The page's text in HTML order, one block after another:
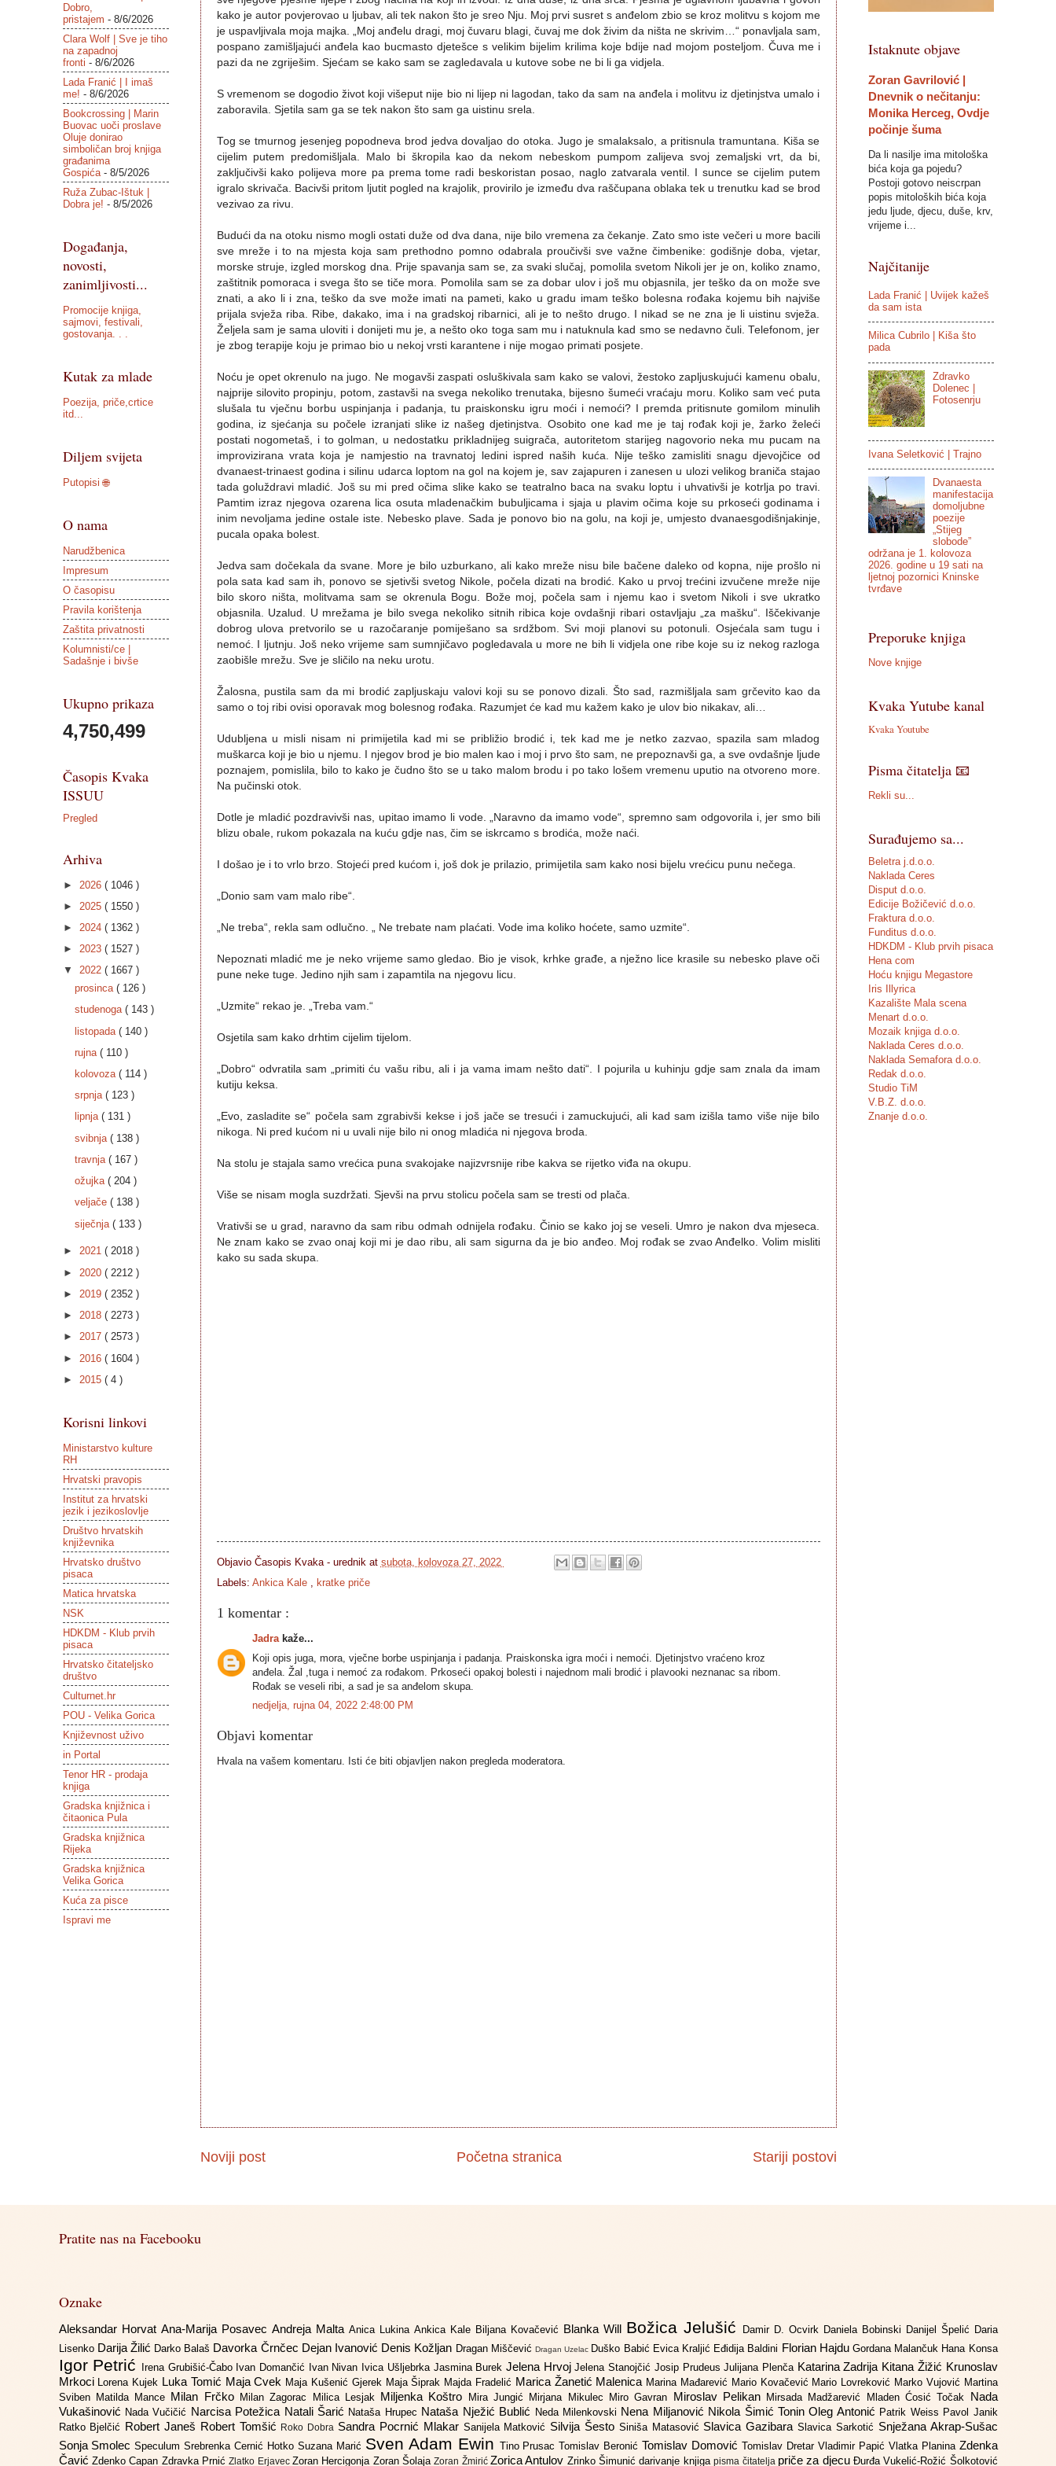
kako je autor povjerovao u ljubav, ali tek nakon što je sreo Nju. Moj prvi susret s anđelom zbio se kroz molitvu s kojom me
je uspavljivala moja majka. „Moj anđelu dragi, moj čuvaru blagi, čuvaj me dok živim da ništa ne skrivim…“ ponavljala sam,
pospano zamišljajući anđela kao bucmasto djetešce s velikim bijelim krilima koje bdije nad mojom posteljom. Čuva me i
pazi da ne zgriješim. Sjećam se kako sam se zagledavala u kutove sobe ne bi li ga vidjela.
S vremenom se dogodio život koji višeput nije bio ni lijep ni lagodan, tako da sam na anđela i molitvu iz djetinjstva umalo i
zaboravila. Sjetila sam ga se tek nakon što sam ga uistinu srela.
Tog se tmurnog jesenjeg popodneva brod jedva dovaljao do otoka. Jugo je smalaksalo, a pritisnula tramuntana. Kiša se
cijelim putem predomišljala. Malo bi škropila kao da nekom nebeskom pumpom zalijeva svoj zemaljski vrt, da bi,
zaključivši kako polijeva more pa prema tome radi beskoristan posao, naglo zatvarala ventil. I sunce se cijelim putem
igralo skrivača. Bacivši pritom ljutit pogled na krajolik, provirilo je između dva raščupana oblaka tek u trenutku kad se brod
vezivao za rivu.
Budući da na otoku nismo mogli ostati duže od dva dana, nije bilo vremena za čekanje. Zato smo iste večeri u more bacili
sve mreže i to na mjesta koja sam prethodno pomno odabrala proučivši sve važne čimbenike: godišnje doba, vjetar,
morske struje, izgled morskog dna. Prije spavanja sam se, za svaki slučaj, pomolila svetom Nikoli jer je on, koliko znamo,
zaštitnik pomoraca i svega što se tiče mora. Pomolila sam se za dobar ulov i još mu objasnila, jer teško da on može sve
znati, a ako li i zna, teško da sve može imati na pameti, kako u gradu imam teško bolesna rođaka kojemu bih najviše
prijala svježa riba. Ribe, dakako, ima i na gradskoj ribarnici, ali je to nešto drugo. I nikad se ne zna je li uistinu svježa.
Željela sam je sama uloviti i donijeti mu je, a nešto oko toga sam mu i natuknula kad smo se nedavno čuli. Telefonom, jer
je zbog terapije koju je primao bio u nekoj vrsti karantene i nije mogao primati posjete.
Noću je opet okrenulo na jugo. Ne mogavši zaspati osluškivala sam kako se valovi, žestoko zapljuskujući kamenu obalu,
najprije silovito propinju, potom, zastavši na svega nekoliko trenutaka, bijesno šumeći vraćaju moru. Koliko sam već puta
slušala tu vječnu borbu uspinjanja i padanja, tu praiskonsku igru moći i nemoći? I premda pritisnute gomilom minulih
godina, iz sjećanja su počele izranjati slike iz našeg djetinjstva. Osobito one kad me je taj rođak koji je, žarko želeći
postati nogometaš, i to golman, u nedostatku prikladnijeg suigrača, autoritetom starijeg nagovorio neka mu pucam na
improvizirana vrata koja je namjestio na travnatoj ledini ispred naših kuća. Nije teško zamisliti snagu djevojčice od
dvanaest-trinaest godina i silinu udarca loptom na gol na kojem je, sav zajapuren i zanesen u ulozi velikog braniča stajao
tada goluždravi mladić. Još su mi pred očima slike kako se teatralno baca na svaku loptu i uhvativši je kotrlja po travi.
Pamtim izraz njegova ozarena lica osuta mladenačkim bubuljicama i sjaja u plavim očima koje su prkoseći godinama i
inim nevoljama jedine ostale iste. Nebesko plave. Sada je ponovo bio na golu, na koji je, umjesto dvanaesgodišnjakinje,
pucala opaka bolest.
Jedva sam dočekala da svane. More je bilo uzburkano, ali kako mreže nisu bile bačene daleko od kopna, nije prošlo ni
pola sata kad sam ih, ponovo se sjetivši svetog Nikole, počela dizati na brodić. Kako u prvoj trećini izvučene mreže nije
bilo skoro ništa, molitvama sam se okrenula Bogu. Bože moj, počela sam i njemu kao i svetom Nikoli i sve ukratko
objasnila. Uzalud. U mrežama je bilo svega nekoliko sitnih ribica koje ovdašnji ribari ostavljaju „za mašku“. Iščekivanje
dobrog ulova pretvorilo se u razočaranje pomiješano sa srdžbom. Svi moji planovi su potonuli. Osjećala sam tugu i
nemoć. I ljutnju. Još neko vrijeme sam sumnjičavo pogledavala u more ne bih li vidjela one ribe koje su iz nekog razloga
zaobišle mrežu. Sve je sličilo na neku urotu.
Žalosna, pustila sam da mi brodić zapljuskaju valovi koji su se ponovo dizali. Što sad, razmišljala sam grčevito kao da
samo o toj ribi ovisi oporavak mog bolesnog rođaka. Razumjet će kad mu kažem kako je ulov bio nikakav, ali…
Udubljena u misli nisam ni primijetila kad mi se približio brodić i, tek kad me je netko zazvao, spazila sam mladog
muškarca koji je bio u njemu. I njegov brod je bio malen kao i moj i prvo što sam, ne prepoznavši ga, a sve ovdašnje ljude
poznajem, pomislila, bilo to kako je čudno što se u tako malom brodu i po tako lošem vremenu uputio na otvoreno more.
Na pučinski otok.
Dotle je mladić pozdravivši nas, upitao imamo li vode. „Naravno da imamo vode“, spremno sam odgovorila i, jer smo bili
blizu obale, rukom pokazala na kuću gdje nas, čim se iskrcamo s brodića, može naći.
I došao je i to vrlo brzo. Stojeći pred kućom i, još dok je prilazio, primijetila sam kako nosi bijelu vrećicu punu nečega.
„Donio sam vam malo ribe“.
„Ne treba“, rekla sam odlučno. „ Ne trebate nam plaćati. Vode ima koliko hoćete, samo uzmite“.
Nepoznati mladić me je neko vrijeme samo gledao. Bio je visok, krhke građe, a nježno lice krasile su nebesko plave oči
pune neke tuge. Jedino njih sam i zapamtila na njegovu licu.
„Uzmite“ rekao je. „Treba vam.“
Osjetila sam kako drhtim cijelim tijelom.
„Dobro“ odvratila sam „primiti ću vašu ribu, ali i ja vama imam nešto dati“. I pojurila u kuhinju gdje sam znala da imam
kutiju keksa.
„Evo, zasladite se“ počela sam zgrabivši kekse i još jače se tresući i zamuckujući, ali kad sam izišla tamo više nije bilo
nikoga. Ni pred kućom ni u uvali nije bilo ni onog mladića ni njegova broda.
Na stolu je stajala samo vrećica puna svakojake najizvrsnije ribe kakva se rijetko viđa na okupu.
Više se nisam mogla suzdržati. Sjevši na prvu stolicu počela sam se tresti od plača.
Vrativši se u grad, naravno da sam ribu odmah odnijela rođaku. Činio se kako joj se veseli. Umro je nakon dva mjeseca.
Ne znam kako se zvao onaj koji mi je dao ribu, ali sam sigurna da je bio anđeo. Moj rođak se zvao Anđelko. Volim misliti
kako su sada skupa.
Objavio Časopis Kvaka - urednik at subota, kolovoza 27, 2022
Labels: Ankica Kale , kratke priče
1 komentar :
Jadra kaže...
Koji opis juga, mora, vječne borbe uspinjanja i padanja. Praiskonska igra moći i nemoći. Djetinjstvo vraćeno kroz
anđela. Žal ,tuga i nemoć za rođakom. Prkoseći opakoj bolesti i najednom mali brodić i plavooki neznanac sa ribom.
Rođak se veseli ribi, a sad je sa anđelom skupa.
nedjelja, rujna 04, 2022 2:48:00 PM
Objavi komentar
Hvala na vašem komentaru. Isti će biti objavljen nakon pregleda moderatora.
Noviji post Stariji postovi
Početna stranica
Dobro,
pristajem - 8/6/2026
Clara Wolf | Sve je tiho
na zapadnoj
fronti - 8/6/2026
Lada Franić | I imaš
me! - 8/6/2026
Bookcrossing | Marin
Buovac uoči proslave
Oluje donirao
simboličan broj knjiga
građanima
Gospića- 8/5/2026
Ruža Zubac-Ištuk |
Dobra je! - 8/5/2026
Događanja,
novosti,
zanimljivosti...
Promocije knjiga,
sajmovi, festivali,
gostovanja. . .
Kutak za mlade
Poezija, priče,crtice
itd...
Diljem svijeta
Putopisi 🌐
O nama
Narudžbenica
Impresum
O časopisu
Pravila korištenja
Zaštita privatnosti
Kolumnisti/ce |
Sadašnje i bivše
Ukupno prikaza
4,750,499
Časopis Kvaka
ISSUU
Pregled
Arhiva
► 2026 ( 1046 )
► 2025 ( 1550 )
► 2024 ( 1362 )
► 2023 ( 1527 )
▼ 2022 ( 1667 )
prosinca ( 126 )
studenoga ( 143 )
listopada ( 140 )
rujna ( 110 )
kolovoza ( 114 )
srpnja ( 123 )
lipnja ( 131 )
svibnja ( 138 )
travnja ( 167 )
ožujka ( 204 )
veljače ( 138 )
siječnja ( 133 )
► 2021 ( 2018 )
► 2020 ( 2212 )
► 2019 ( 2352 )
► 2018 ( 2273 )
► 2017 ( 2573 )
► 2016 ( 1604 )
► 2015 ( 4 )
Korisni linkovi
Ministarstvo kulture
RH
Hrvatski pravopis
Institut za hrvatski
jezik i jezikoslovlje
Društvo hrvatskih
književnika
Hrvatsko društvo
pisaca
Matica hrvatska
NSK
HDKDM - Klub prvih
pisaca
Hrvatsko čitateljsko
društvo
Culturnet.hr
POU - Velika Gorica
Književnost uživo
in Portal
Tenor HR - prodaja
knjiga
Gradska knjižnica i
čitaonica Pula
Gradska knjižnica
Rijeka
Gradska knjižnica
Velika Gorica
Kuća za pisce
Ispravi me
Istaknute objave
Zoran Gavrilović |
Dnevnik o nečitanju:
Monika Herceg, Ovdje
počinje šuma
Da li nasilje ima mitološka
bića koja ga pojedu?
Postoji gotovo neiscrpan
popis mitoloških bića koja
jedu ljude, djecu, duše, krv,
vrijeme i...
Najčitanije
Lada Franić | Uvijek kažeš
da sam ista
Milica Cubrilo | Kiša što
pada
Zdravko
Dolenec |
Fotosenrju
Ivana Seletković | Trajno
Dvanaesta
manifestacija
domoljubne
poezije
„Stijeg
slobode”
održana je 1. kolovoza
2026. godine u 19 sati na
ljetnoj pozornici Kninske
tvrđave
Preporuke knjiga
Nove knjige
Kvaka Yutube kanal
Kvaka Youtube
Pisma čitatelja 📧
Rekli su...
Surađujemo sa...
Beletra j.d.o.o.
Naklada Ceres
Disput d.o.o.
Edicije Božičević d.o.o.
Fraktura d.o.o.
Funditus d.o.o.
HDKDM - Klub prvih pisaca
Hena com
Hoću knjigu Megastore
Iris Illyrica
Kazalište Mala scena
Menart d.o.o.
Mozaik knjiga d.o.o.
Naklada Ceres d.o.o.
Naklada Semafora d.o.o.
Redak d.o.o.
Studio TiM
V.B.Z. d.o.o.
Znanje d.o.o.
Pratite nas na Facebooku
Oznake
Aleksandar Horvat Ana-Marija Posavec Andreja Malta Anica Lukina Ankica Kale Biljana Kovačević Blanka Will Božica Jelušić Damir D. Ocvirk Daniela Bobinski Danijel Špelić Daria
Lisenko Darija Žilić Darko Balaš Davorka Črnčec Dejan Ivanović Denis Kožljan Dragan MiščevićDragan Uzelac Duško Babić Evica Kraljić Eđidija Baldini Florian Hajdu Gordana Malančuk Hana Konsa
Igor Petrić Irena Grubišić-Čabo Ivan Domančić Ivan Nivan Ivica Ušljebrka Jasmina BurekJelena HrvojJelena Stanojčić Josip PrudeusJulijana Plenča Katarina Zadrija Kitana Žižić Krunoslav
Mrkoci Lorena Kujek Luka Tomić Maja Cvek Maja Kušenić Gjerek Maja Šiprak Majda Fradelić Marica Žanetić Malenica Marina Mađarević Mario Kovačević Mario Lovreković Marko Vujović Martina
Sviben Matilda Mance Milan Frčko Milan Zagorac Milica Lesjak Miljenka Koštro Mira Jungić Mirjana Mikulec Miro Gavran Miroslav Pelikan Mirsada Madžarević Mladen Ćosić Točak Nada
Vukašinović Nada Vučičić Narcisa Potežica Natali Šarić Nataša Hrupec Nataša Nježić Bublić Neda Milenkovski Nena Miljanović Nikola Šimić ToninOleg Antonić Patrik Weiss Pavol Janik
Ratko Bjelčić Robert Janeš Robert Tomšić Roko Dobra Sandra Pocrnić Mlakar Sanijela Matković Silvija Šesto Siniša Matasović Slavica GazibaraSlavica Sarkotić Snježana Akrap-Sušac
Sonja SmolecSpeculumSrebrenka Cernić Hotko Suzana Marić Sven Adam Ewin Tino PrusacTomislav Beronić Tomislav DomovićTomislav Dretar Vladimir Papić Vlatka Planina Zdenka
Čavić Zdenko Capan Zdravka PrnićZlatko Erjavec Zoran Hercigonja Zoran ŠolajaZoran ŽmirićZorica Antulov Zrinko Šimunićdarivanje knjigapisma čitatelja priče za djecu Đurđa Vukelić-Rožić Šolkotović